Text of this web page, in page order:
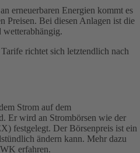
erneuerbaren Energien kommt es
Preisen. Bei diesen Anlagen ist die
richtet sich letztendlich nach
Strom auf dem
Er wird an Strombörsen wie der
festgelegt. Der Börsenpreis ist ein
ändern kann. Mehr dazu
erfahren.